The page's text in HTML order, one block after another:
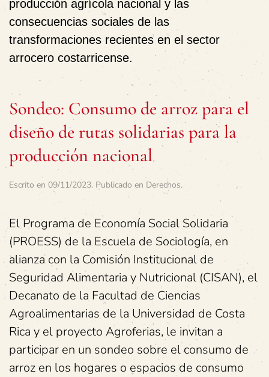
producción agrícola nacional y las
consecuencias sociales de las
transformaciones recientes en el sector
arrocero costarricense.
Sondeo: Consumo de arroz para el
diseño de rutas solidarias para la
producción nacional
Escrito en 09/11/2023. Publicado en Derechos.
El Programa de Economía Social Solidaria
(PROESS) de la Escuela de Sociología, en
alianza con la Comisión Institucional de
Seguridad Alimentaria y Nutricional (CISAN), el
Decanato de la Facultad de Ciencias
Agroalimentarias de la Universidad de Costa
Rica y el proyecto Agroferias, le invitan a
participar en un sondeo sobre el consumo de
arroz en los hogares o espacios de consumo